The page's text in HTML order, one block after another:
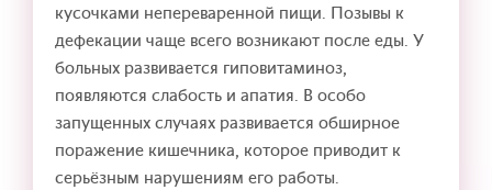
кусочками непереваренной пищи. Позывы к
дефекации чаще всего возникают после еды. У
больных развивается гиповитаминоз,
появляются слабость и апатия. В особо
запущенных случаях развивается обширное
поражение кишечника, которое приводит к
серьёзным нарушениям его работы.